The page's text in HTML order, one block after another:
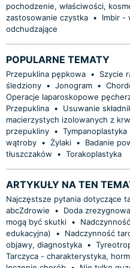
pochodzenie, właściwości,
zastosowanie czystka •
Imbir -
odchudzające
POPULARNE TEMATY
Przepuklina pępkowa • Szycie
śledziony • Jonogram •
Operacje laparoskopowe
Przepuklina • Usuwanie
macierzystych izolowanych z
przepukliny • Tympanoplastyka
wątroby • Żylaki • Badanie
tłuszczaków
• Torakoplastyka
ARTYKUŁY NA TEN
Najczęstsze pytania dotyczące
abcZdrowie
•
Doda
mogą być skutki •
edukacyjna)
•
Nadczynność
objawy, diagnostyka •
Tarczyca - charakterystyka,